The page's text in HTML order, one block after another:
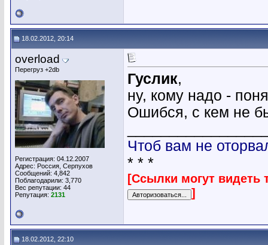
18.02.2012, 20:14
overload
Перегруз +2db
Регистрация: 04.12.2007
Адрес: Россия, Серпухов
Сообщений: 4,842
Поблагодарили: 3,770
Вес репутации: 44
Репутация: 2131
Гуслик,
ну, кому надо -
Ошибся, с кем не
Чтоб вам не
* * *
[Ссылки могут видеть
]
18.02.2012, 22:10